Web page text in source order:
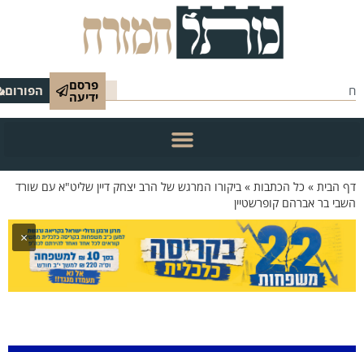
פרסם
ידיעה הפורום
הבית»כל הכתבות»ביקורו המרגש של הרב יצחק דיין שליט"א עם שורד
בר אברהם קופרשטיין
×